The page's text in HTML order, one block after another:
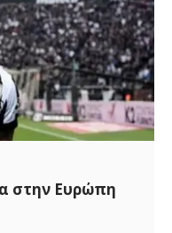
στην Ευρώπη